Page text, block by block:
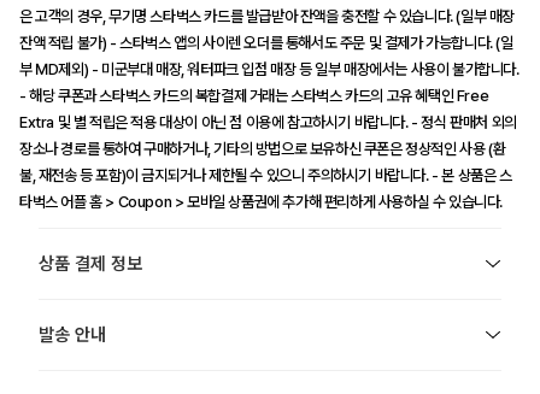
은 고객의 경우, 무기명 스타벅스 카드를 발급받아 잔액을 충전할 수 있습니다. (일부 매장
잔액 적립 불가) - 스타벅스 앱의 사이렌 오더를 통해서도 주문 및 결제가 가능합니다. (일
부 MD제외) - 미군부대 매장, 워터파크 입점 매장 등 일부 매장에서는 사용이 불가합니다.
- 해당 쿠폰과 스타벅스 카드의 복합결제 거래는 스타벅스 카드의 고유 혜택인 Free
Extra 및 별 적립은 적용 대상이 아닌 점 이용에 참고하시기 바랍니다. - 정식 판매처 외의
장소나 경로를 통하여 구매하거나, 기타의 방법으로 보유하신 쿠폰은 정상적인 사용 (환
불, 재전송 등 포함)이 금지되거나 제한될 수 있으니 주의하시기 바랍니다. - 본 상품은 스
타벅스 어플 홈 > Coupon > 모바일 상품권에 추가해 편리하게 사용하실 수 있습니다.
상품 결제 정보
발송 안내